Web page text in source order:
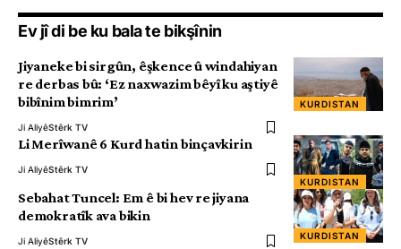
Ev jî di be ku bala te bikşînin
KURDISTAN
Jiyaneke bi sirgûn, êşkence û windahiyan
re derbas bû: ‘Ez naxwazim bêyî ku aştiyê
bibînim bimrim’
Ji AliyêStêrk TV
KURDISTAN
Li Merîwanê 6 Kurd hatin binçavkirin
Ji AliyêStêrk TV
KURDISTAN
Sebahat Tuncel: Em ê bi hev re jiyana
demokratîk ava bikin
Ji AliyêStêrk TV